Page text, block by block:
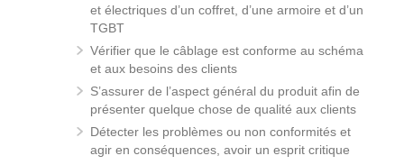
et électriques d’un coffret, d’une armoire et d’un
TGBT
Vérifier que le câblage est conforme au schéma
et aux besoins des clients
S’assurer de l’aspect général du produit afin de
présenter quelque chose de qualité aux clients
Détecter les problèmes ou non conformités et
agir en conséquences, avoir un esprit critique